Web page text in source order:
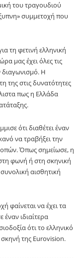
του τραγουδιού
συμμετοχή που
τη φετινή ελληνική
μας έχει όλες τις
διαγωνισμό. Η
της στις δυνατότητες
πως η Ελλάδα
ότι διαθέτει έναν
να τραβήξει την
Όπως σημείωσε, η
φωνή ή στη σκηνική
αισθητική
φαίνεται να έχει τα
έναν ιδιαίτερα
ότι το ελληνικό
της Eurovision.